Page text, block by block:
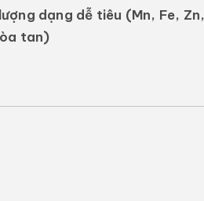
dạng dễ tiêu (Mn, Fe,
tan)